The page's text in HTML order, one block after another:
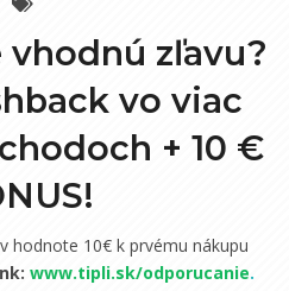
zľavu?
vo viac
+ 10 €
hodnote 10€ k prvému nákupu
www.tipli.sk/odporucanie.